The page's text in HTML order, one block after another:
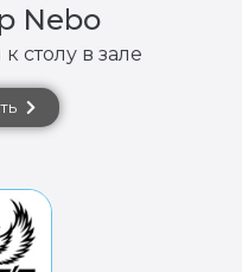
Nebo
столу в зале